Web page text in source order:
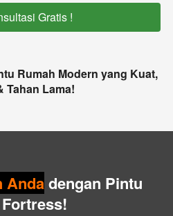
Gratis !
Rumah Modern yang Kuat,
Tahan Lama!
Anda dengan Pintu